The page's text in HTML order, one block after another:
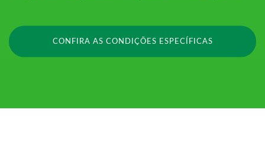
CONFIRA AS CONDIÇÕES ESPECÍFICAS